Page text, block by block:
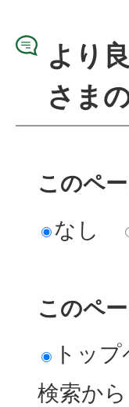
より
さま
このペ
なし
このペ
トッ
検索から